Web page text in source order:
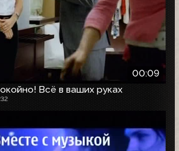
00:09
Всё в ваших руках